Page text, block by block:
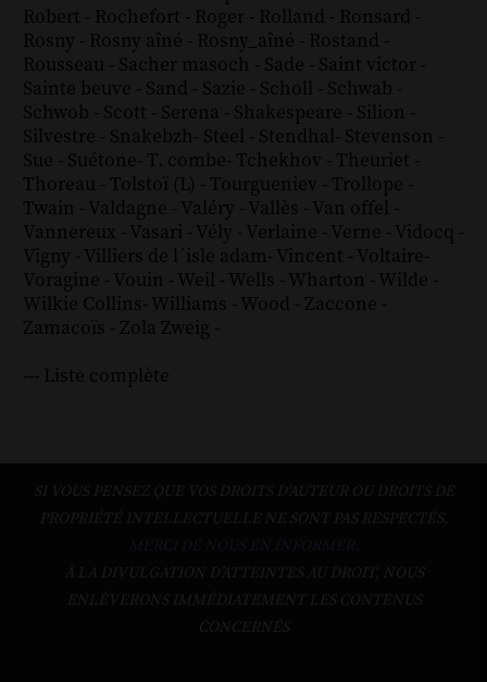
Robert - Rochefort - Roger - Rolland - Ronsard -
Rosny - Rosny aîné - Rosny_aîné - Rostand -
Rousseau - Sacher masoch - Sade - Saint victor -
Sainte beuve - Sand - Sazie - Scholl - Schwab -
Schwob - Scott - Serena - Shakespeare - Silion -
Silvestre - Snakebzh- Steel - Stendhal- Stevenson -
Sue - Suétone- T. combe- Tchekhov - Theuriet -
Thoreau - Tolstoï (L) - Tourgueniev - Trollope -
Twain - Valdagne - Valéry - Vallès - Van offel -
Vannereux - Vasari - Vély - Verlaine - Verne - Vidocq -
Vigny - Villiers de l´isle adam- Vincent - Voltaire-
Voragine - Vouin - Weil - Wells - Wharton - Wilde -
Wilkie Collins- Williams - Wood - Zaccone -
Zamacoïs - Zola Zweig -
--- Liste complète